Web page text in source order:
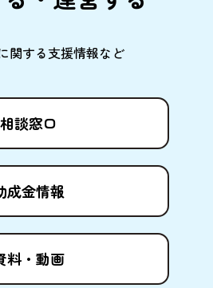
関する支援情報など
相談窓口
成金情報
料 ・ 動画